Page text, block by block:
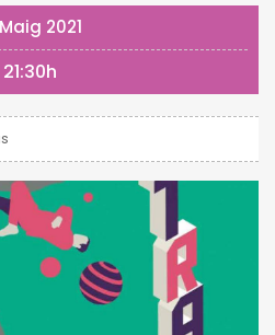
2021
21:30h